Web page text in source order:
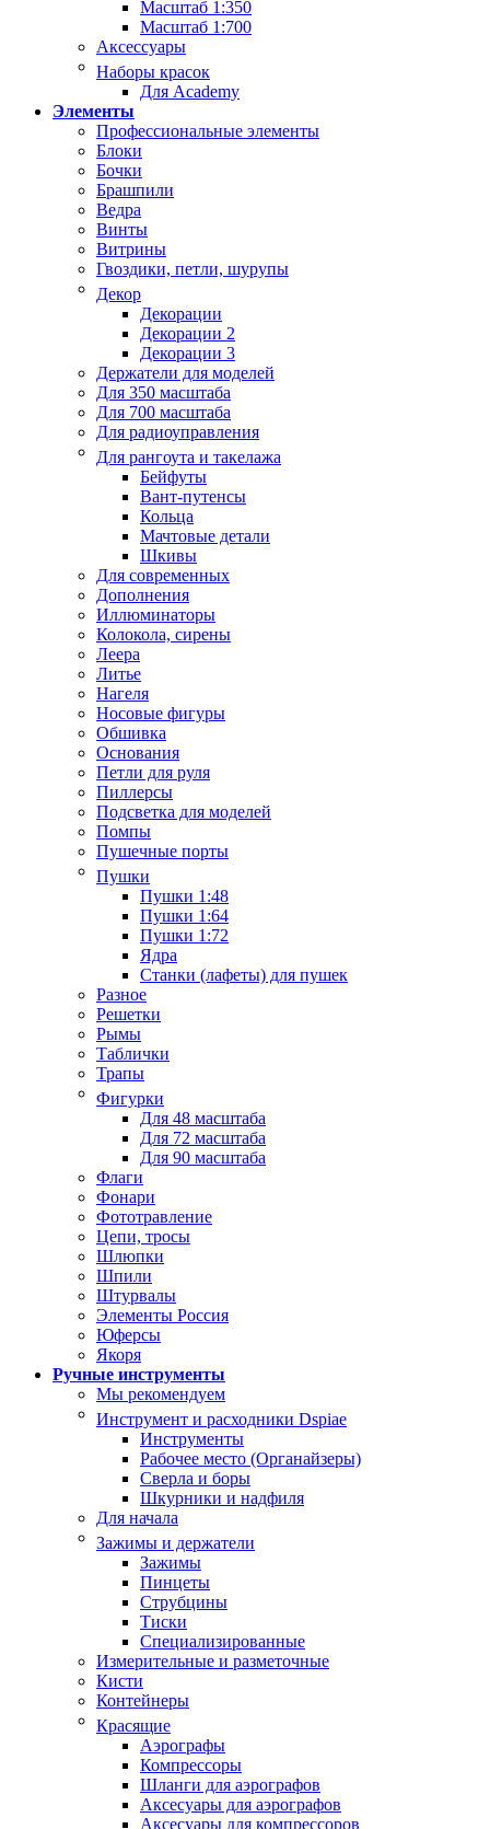
Масштаб 1:350
Масштаб 1:700
Аксессуары
Наборы красок
Для Academy
Элементы
Профессиональные элементы
Блоки
Бочки
Брашпили
Ведра
Винты
Витрины
Гвоздики, петли, шурупы
Декор
Декорации
Декорации 2
Декорации 3
Держатели для моделей
Для 350 масштаба
Для 700 масштаба
Для радиоуправления
Для рангоута и такелажа
Бейфуты
Вант-путенсы
Кольца
Мачтовые детали
Шкивы
Для современных
Дополнения
Иллюминаторы
Колокола, сирены
Леера
Литье
Нагеля
Носовые фигуры
Обшивка
Основания
Петли для руля
Пиллерсы
Подсветка для моделей
Помпы
Пушечные порты
Пушки
Пушки 1:48
Пушки 1:64
Пушки 1:72
Ядра
Станки (лафеты) для пушек
Разное
Решетки
Рымы
Таблички
Трапы
Фигурки
Для 48 масштаба
Для 72 масштаба
Для 90 масштаба
Флаги
Фонари
Фототравление
Цепи, тросы
Шлюпки
Шпили
Штурвалы
Элементы Россия
Юферсы
Якоря
Ручные инструменты
Мы рекомендуем
Инструмент и расходники Dspiae
Инструменты
Рабочее место (Органайзеры)
Сверла и боры
Шкурники и надфиля
Для начала
Зажимы и держатели
Зажимы
Пинцеты
Струбцины
Тиски
Специализированные
Измерительные и разметочные
Кисти
Контейнеры
Красящие
Аэрографы
Компрессоры
Шланги для аэрографов
Аксесуары для аэрографов
Аксесуары для компрессоров